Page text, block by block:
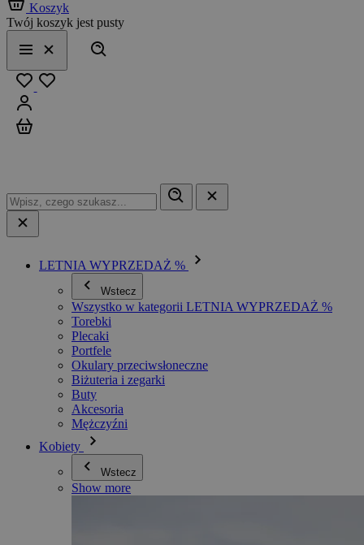
Koszyk
Twój koszyk jest pusty
Menu
Zamknij
LETNIA WYPRZEDAŻ %
Wstecz
Wszystko w kategorii LETNIA WYPRZEDAŻ %
Torebki
Plecaki
Portfele
Okulary przeciwsłoneczne
Biżuteria i zegarki
Buty
Akcesoria
Mężczyźni
Kobiety
Wstecz
Show more